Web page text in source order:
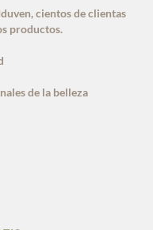
cientos de clientas
productos.
de la belleza